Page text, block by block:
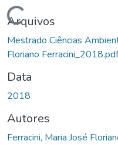
Carregando...
Arquivos
Mestrado Ciências
Floriano
Data
2018
Autores
Ferracini, Maria José